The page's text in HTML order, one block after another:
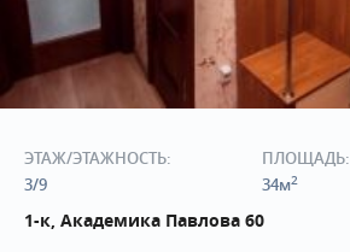
1-к, Академика Павлова 60
ЭТАЖ/ЭТАЖНОСТЬ:
3/9
ПЛОЩАДЬ:
34м2